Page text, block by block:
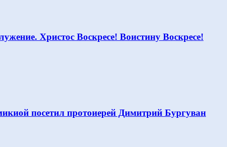
Христос Воскресе! Воистину Воскресе!
посетил протоиерей Димитрий Бургуван